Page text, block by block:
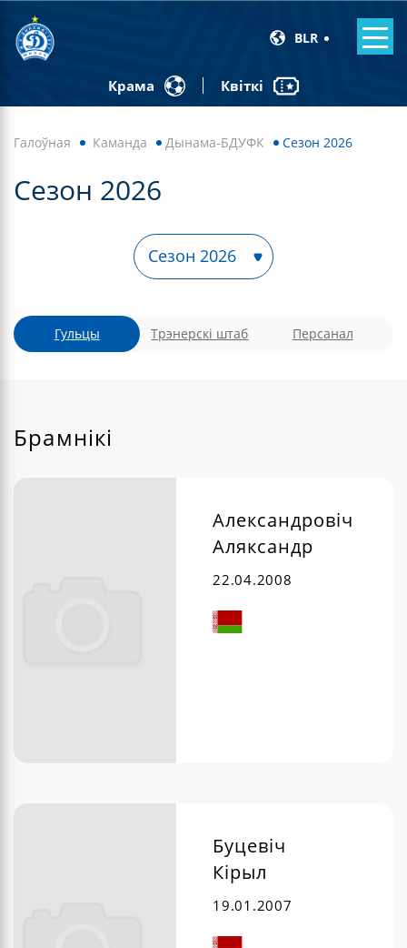
BLR
Крама Квіткі
Галоўная Каманда Дынама-БДУФК Сезон 2026
Сезон 2026
Гульцы Трэнерскі штаб Персанал
Брамнікі
Александровіч
Аляксандр
22.04.2008
Буцевіч
Кірыл
19.01.2007